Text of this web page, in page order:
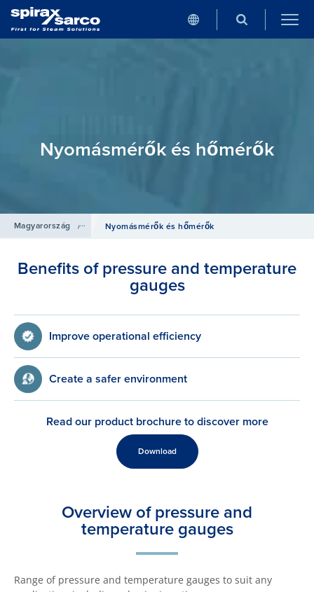
Nyomásmérők és hőmérők
Magyarország / Termékek / Csővezetéki kiegészítő szerelvények
Nyomásmérők és hőmérők
Benefits of pressure and temperature
gauges
Improve operational efficiency
Create a safer environment
Read our product brochure to discover more
Download
Overview of pressure and
temperature gauges
Range of pressure and temperature gauges to suit any